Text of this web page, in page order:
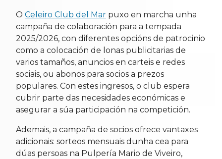
O Celeiro Club del Mar puxo en marcha unha
campaña de colaboración para a tempada
2025/2026, con diferentes opcións de patrocinio
como a colocación de lonas publicitarias de
varios tamaños, anuncios en carteis e redes
sociais, ou abonos para socios a prezos
populares. Con estes ingresos, o club espera
cubrir parte das necesidades económicas e
asegurar a súa participación na competición.
Ademais, a campaña de socios ofrece vantaxes
adicionais: sorteos mensuais dunha cea para
dúas persoas na Pulpería Mario de Viveiro,